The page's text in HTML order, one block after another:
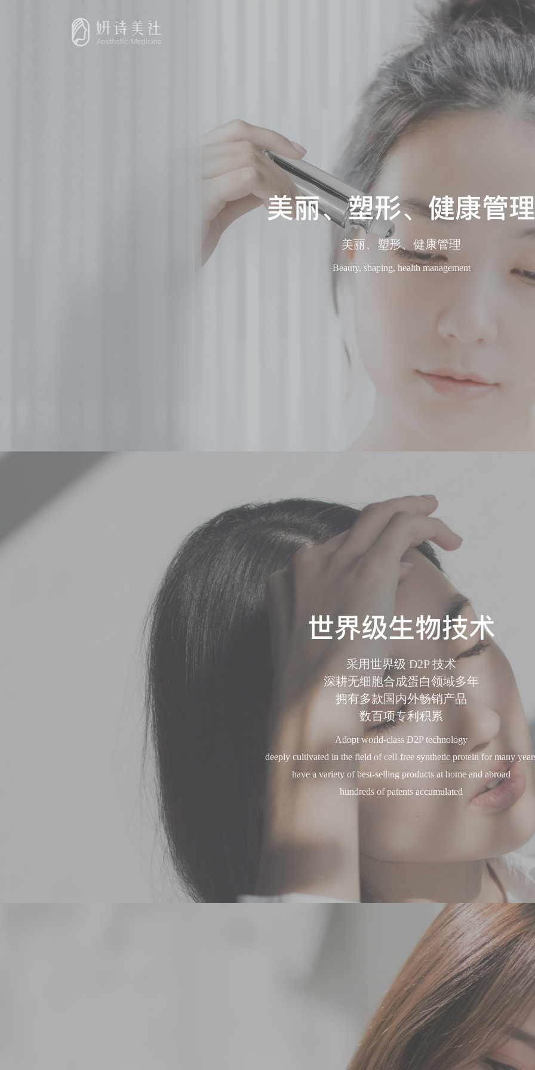
美丽、塑形、健康管理
美丽、塑形、健康管理
Beauty, shaping, health management
世界级生物技术
采用世界级 D2P 技术
深耕无细胞合成蛋白领域多年
拥有多款国内外畅销产品
数百项专利积累
Adopt world-class D2P technology
deeply cultivated in the field of cell-free synthetic protein for many
have a variety of best-selling products at home and abroad
hundreds of patents accumulated